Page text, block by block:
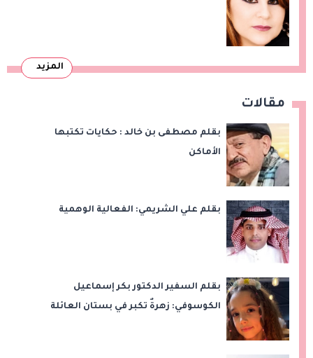
المزيد
مقالات
بقلم مصطفى بن خالد : حكايات تكتبها
الأماكن
بقلم علي الشريمي: الفعالية الوهمية
بقلم السفير الدكتور بكر إسماعيل
الكوسوفي: زهرةٌ تكبر في بستان العائلة